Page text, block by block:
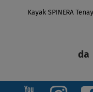
Kayak SPINERA
da